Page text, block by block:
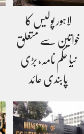
لاہور پولیس کا
خواتین سے متعلق
نیا حکم نامہ، بڑی
پابندی عائد